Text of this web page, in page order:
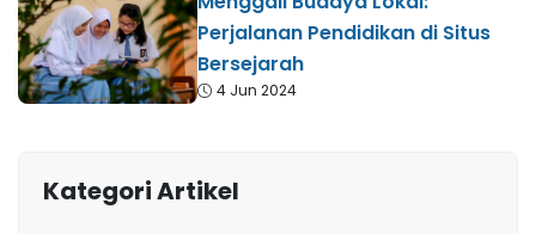
Perjalanan Pendidikan di Situs
Bersejarah
4 Jun 2024
Kategori Artikel